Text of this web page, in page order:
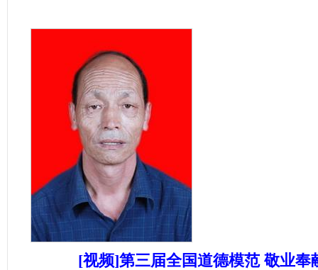
[视频]第三届全国道德模范 敬业奉